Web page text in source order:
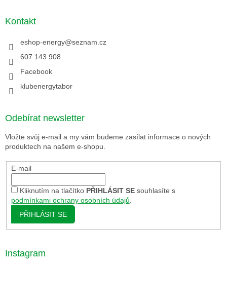
Kontakt
eshop-energy@seznam.cz
607 143 908
Facebook
klubenergytabor
Odebírat newsletter
Vložte svůj e-mail a my vám budeme zasílat informace o nových
produktech na našem e-shopu.
E-mail
Kliknutím na tlačítko PŘIHLÁSIT SEsouhlasíte s
podmínkami ochrany osobních údajů.
PŘIHLÁSIT SE
Instagram